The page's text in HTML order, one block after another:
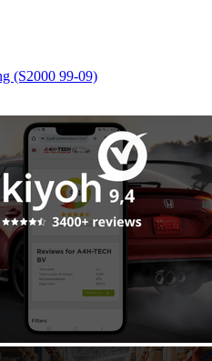
(S2000 99-09)